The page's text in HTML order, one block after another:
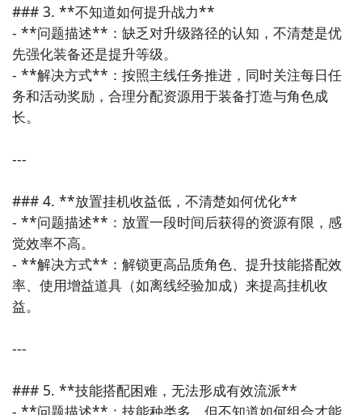
### 3. **不知道如何提升战力**
- **问题描述**：缺乏对升级路径的认知，不清楚是优
先强化装备还是提升等级。
- **解决方式**：按照主线任务推进，同时关注每日任
务和活动奖励，合理分配资源用于装备打造与角色成
长。
---
### 4. **放置挂机收益低，不清楚如何优化**
- **问题描述**：放置一段时间后获得的资源有限，感
觉效率不高。
- **解决方式**：解锁更高品质角色、提升技能搭配效
率、使用增益道具（如离线经验加成）来提高挂机收
益。
---
### 5. **技能搭配困难，无法形成有效流派**
- **问题描述**：技能种类多，但不知道如何组合才能